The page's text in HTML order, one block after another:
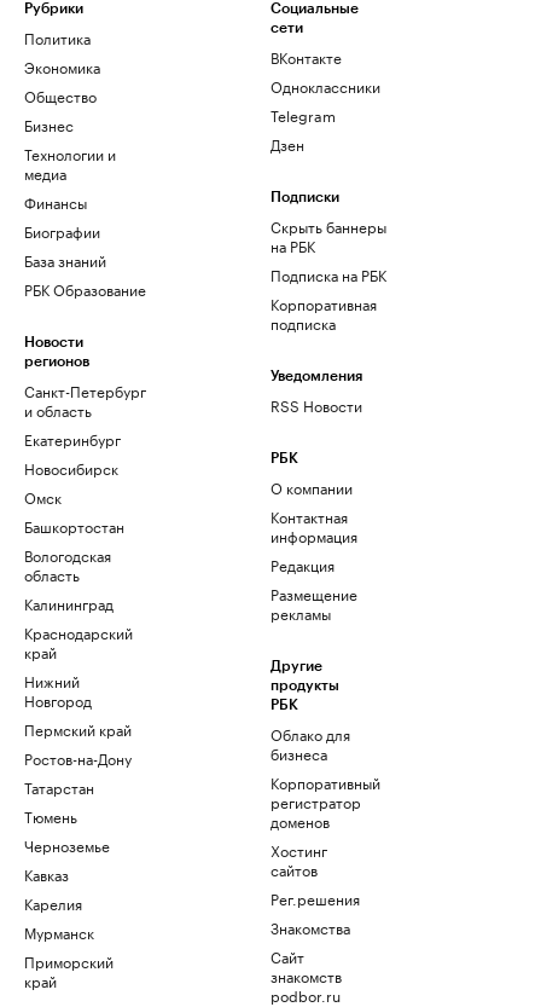
Рубрики
Политика
Экономика
Общество
Бизнес
Технологии и
медиа
Финансы
Биографии
База знаний
РБК Образование
Новости
регионов
Санкт-Петербург
и область
Екатеринбург
Новосибирск
Омск
Башкортостан
Вологодская
область
Калининград
Краснодарский
край
Нижний
Новгород
Пермский край
Ростов-на-Дону
Татарстан
Тюмень
Черноземье
Кавказ
Карелия
Мурманск
Приморский
край
Социальные
сети
ВКонтакте
Одноклассники
Telegram
Дзен
Подписки
Скрыть баннеры
на РБК
Подписка на РБК
Корпоративная
подписка
Уведомления
RSS Новости
РБК
О компании
Контактная
информация
Редакция
Размещение
рекламы
Другие
продукты
РБК
Облако для
бизнеса
Корпоративный
регистратор
доменов
Хостинг
сайтов
Рег.решения
Знакомства
Сайт
знакомств
podbor.ru